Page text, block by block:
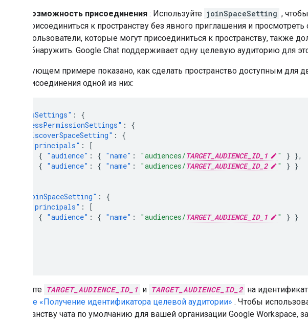
Возможность присоединения : Используйте joinSpaceSetting ,
присоединиться к пространству без явного приглашения и
Пользователи, которые могут присоединиться к пространству, также
обнаружить. Google Chat поддерживает одну целевую аудиторию для
В следующем примере показано, как сделать пространство доступным для
для присоединения одной из них:
"accessSettings" :
{
"accessPermissionSettings" :
{
"discoverSpaceSetting" :
{
"principals" :
[
{ "audience" : { "name" : "audiences/TARGET_AUDIENCE_ID_1 " } },
{ "audience" : { "name" : "audiences/TARGET_AUDIENCE_ID_2 " } }
"joinSpaceSetting" :
{
"principals" :
[
{ "audience" : { "name" : "audiences/TARGET_AUDIENCE_ID_1 " } }
Замените TARGET_AUDIENCE_ID_1 и TARGET_AUDIENCE_ID_2 на
разделе «Получение идентификатора целевой аудитории» . Чтобы
пространству чата по умолчанию для вашей организации Google Workspace,